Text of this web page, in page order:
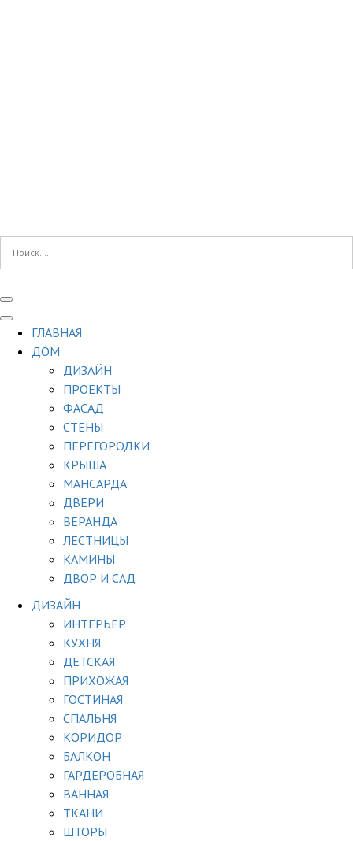
ГЛАВНАЯ
ДОМ
ДИЗАЙН
ПРОЕКТЫ
ФАСАД
СТЕНЫ
ПЕРЕГОРОДКИ
КРЫША
МАНСАРДА
ДВЕРИ
ВЕРАНДА
ЛЕСТНИЦЫ
КАМИНЫ
ДВОР И САД
ДИЗАЙН
ИНТЕРЬЕР
КУХНЯ
ДЕТСКАЯ
ПРИХОЖАЯ
ГОСТИНАЯ
СПАЛЬНЯ
КОРИДОР
БАЛКОН
ГАРДЕРОБНАЯ
ВАННАЯ
ТКАНИ
ШТОРЫ